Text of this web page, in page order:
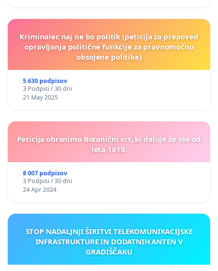
Kriminalec naj ne bo politik (peticija za prepoved
opravljanja politične funkcije za pravnomočno
obsojene politike)
5 630 podpisov
3 Podpisi / 30 dni
21 May 2025
Peticija ohranimo Botanični vrt, ki deluje že vse od
leta 1810.
8 007 podpisov
3 Podpisi / 30 dni
24 Apr 2024
STOP NADALJNJI ŠIRITVI TELEKOMUNIKACIJSKE
INFRASTRUKTURE IN DODATNIH ANTEN V
GRADIŠČAKU